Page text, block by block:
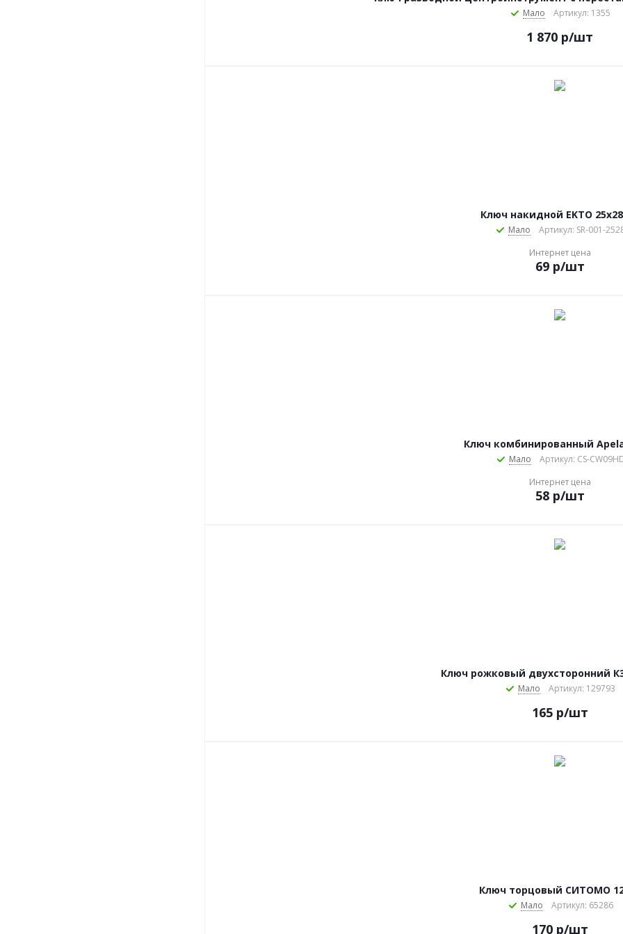
Мало Артикул: 1355
1 870 р/шт
Ключ накидной EKTO
Мало
Артикул: SR-001-
Интернет цена
69р/шт
Ключ комбинированный
Мало
Артикул: CS-
Интернет цена
58р/шт
Ключ рожковый двухсторонний
Мало Артикул: 129793
165р/шт
Ключ торцовый СИТОМО
Мало Артикул: 65286
170р/шт